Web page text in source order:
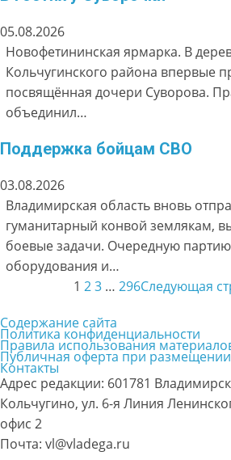
05.08.2026
Новофетининская ярмарка. В
Кольчугинского района впервые
посвящённая дочери Суворова.
объединил…
Поддержка бойцам СВО
03.08.2026
Владимирская область вновь
гуманитарный конвой землякам,
боевые задачи. Очередную
оборудования и…
1 2 3 … 296Следующая
Содержание сайта
Политика конфиденциальности
Правила использования
Публичная оферта при
Контакты
Адрес редакции: 601781
Кольчугино, ул. 6-я Линия
офис 2
Почта: vl@vladega.ru